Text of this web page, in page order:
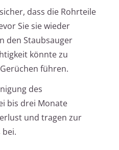
dass die Rohrteile
Sie sie wieder
den Staubsauger
könnte zu
führen.
des
bis drei Monate
und tragen zur
bei.